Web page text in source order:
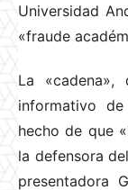
Universidad
«fraude
La
informativo
hecho de que
la defensora
presentadora